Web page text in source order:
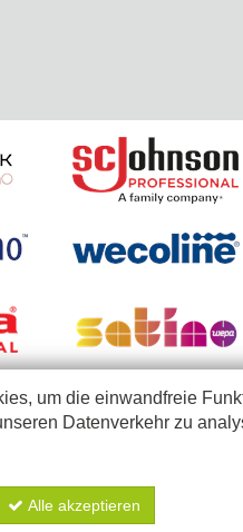
um die einwandfreie
Datenverkehr zu
Alle akzeptieren